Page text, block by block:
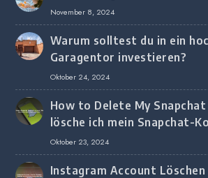
November 8, 2024
Warum solltest du in ein
Garagentor investieren?
Oktober 24, 2024
How to Delete My
lösche ich mein Snapchat-
Oktober 23, 2024
Instagram Account